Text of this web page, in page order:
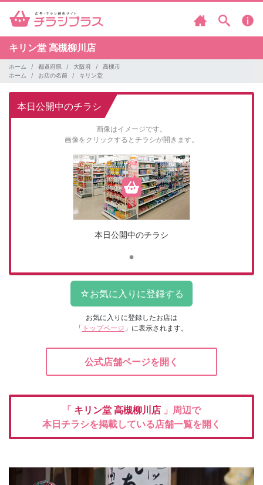
キリン堂 高槻柳川店
ホーム 都道府県 大阪府
高槻市
ホーム
お店の名前 キリン堂
本日公開中のチラシ
画像はイメージです。
画像をクリックするとチラシが開きます。
本日公開中のチラシ
お気に入りに登録したお店は
「 トップページ 」に表示されます。
公式店舗ページを開く
「 キリン堂 高槻柳川店 」周辺で
本日チラシを掲載している店舗一覧を開く